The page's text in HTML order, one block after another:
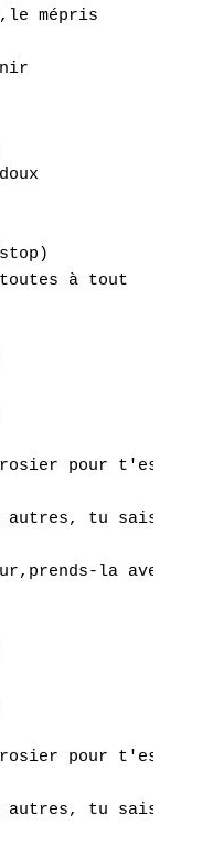
mépris
à tout
pour t'essuyer
tu sais, à
la avec du
pour t'essuyer
tu sais, à